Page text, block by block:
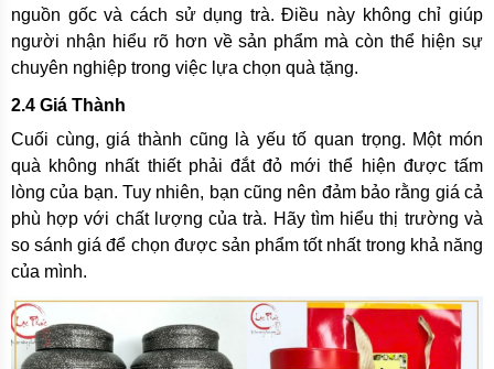
nguồn gốc và cách sử dụng trà. Điều này không chỉ giúp
người nhận hiểu rõ hơn về sản phẩm mà còn thể hiện sự
chuyên nghiệp trong việc lựa chọn quà tặng.
2.4 Giá Thành
Cuối cùng, giá thành cũng là yếu tố quan trọng. Một món
quà không nhất thiết phải đắt đỏ mới thể hiện được tấm
lòng của bạn. Tuy nhiên, bạn cũng nên đảm bảo rằng giá cả
phù hợp với chất lượng của trà. Hãy tìm hiểu thị trường và
so sánh giá để chọn được sản phẩm tốt nhất trong khả năng
của mình.